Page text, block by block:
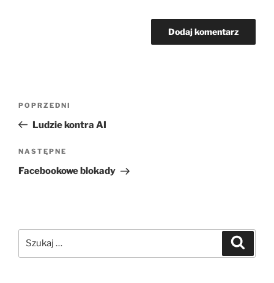
Poprzedni
wpis
POPRZEDNI
Ludzie kontra AI
Następny
wpis
NASTĘPNE
Facebookowe blokady